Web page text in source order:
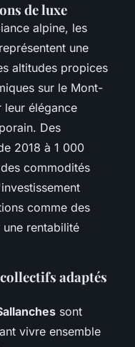
de luxe
alpine, les
représentent une
altitudes propices
sur le Mont-
leur élégance
Des
2018 à 1 000
commodités
comme des
rentabilité
adaptés
sont
vivre ensemble